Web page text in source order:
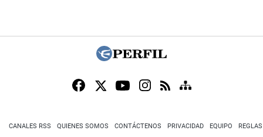
CANALES RSS QUIENES SOMOS CONTÁCTENOS PRIVACIDAD EQUIPO